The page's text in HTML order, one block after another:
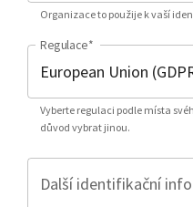
Organizace to použije k vaší
Regulace*
Vyberte regulaci podle místa
důvod vybrat jinou.
Další identifikační